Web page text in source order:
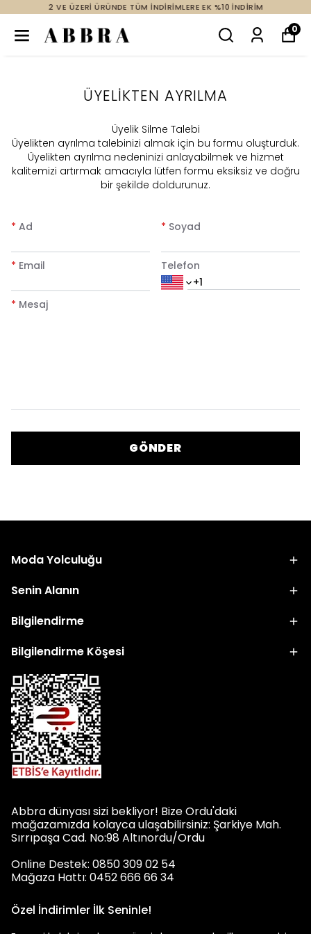
2 VE ÜZERİ ÜRÜNDE TÜM İNDİRİMLERE EK %10 İNDİRİM
0
ÜYELİKTEN AYRILMA
Üyelik Silme Talebi
Üyelikten ayrılma talebinizi almak için bu formu oluşturduk.
Üyelikten ayrılma nedeninizi anlayabilmek ve hizmet
kalitemizi artırmak amacıyla lütfen formu eksiksiz ve doğru
bir şekilde doldurunuz.
* Ad * Soyad
* Email Telefon
* Mesaj
GÖNDER
Moda Yolculuğu
Senin Alanın
Bilgilendirme
Bilgilendirme Köşesi
Abbra dünyası sizi bekliyor! Bize Ordu'daki
mağazamızda kolayca ulaşabilirsiniz: Şarkiye Mah.
Sırrıpaşa Cad. No:98 Altınordu/Ordu
Online Destek: 0850 309 02 54
Mağaza Hattı: 0452 666 66 34
Özel İndirimler İlk Seninle!